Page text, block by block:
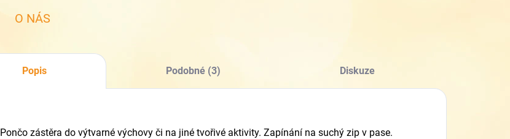
O NÁS
Popis Podobné (3) Diskuze
Pončo zástěra do výtvarné výchovy či na jiné tvořivé aktivity. Zapínání na suchý zip v pase.